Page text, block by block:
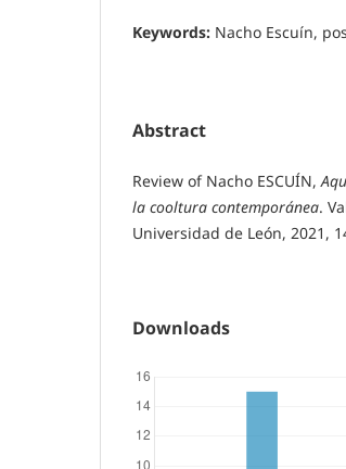
Keywords: Nacho Escuín,
Abstract
Review of Nacho ESCUÍN,
la cooltura contemporánea.
Universidad de León, 2021,
Downloads